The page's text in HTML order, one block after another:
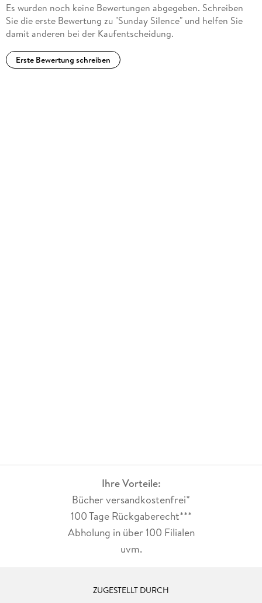
Es wurden noch keine Bewertungen abgegeben. Schreiben
Sie die erste Bewertung zu "Sunday Silence" und helfen Sie
damit anderen bei der Kaufentscheidung.
Erste Bewertung schreiben
Ihre Vorteile:
Bücher versandkostenfrei*
100 Tage Rückgaberecht***
Abholung in über 100 Filialen
uvm.
ZUGESTELLT DURCH